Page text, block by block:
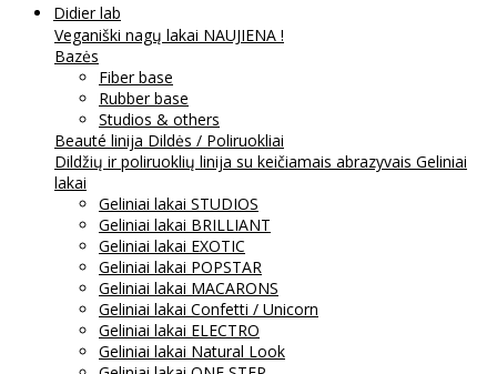
Didier lab
Veganiški nagų lakai NAUJIENA !
Bazės
Fiber base
Rubber base
Studios & others
Beauté linija Dildės / Poliruokliai
Dildžių ir poliruoklių linija su keičiamais abrazyvais Geliniai
lakai
Geliniai lakai STUDIOS
Geliniai lakai BRILLIANT
Geliniai lakai EXOTIC
Geliniai lakai POPSTAR
Geliniai lakai MACARONS
Geliniai lakai Confetti / Unicorn
Geliniai lakai ELECTRO
Geliniai lakai Natural Look